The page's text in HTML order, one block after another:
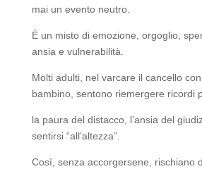
mai un evento neutro.
È un misto di emozione, orgoglio,
ansia e vulnerabilità.
Molti adulti, nel varcare il cancello
bambino, sentono riemergere ricordi
la paura del distacco, l’ansia del
sentirsi “all’altezza”.
Così, senza accorgersene, rischiano